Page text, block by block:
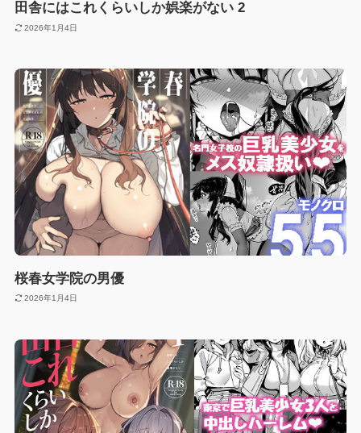
田舎にはこれくらいしか娯楽がない 2
2026年1月4日
桜春女学院の男優
2026年1月4日